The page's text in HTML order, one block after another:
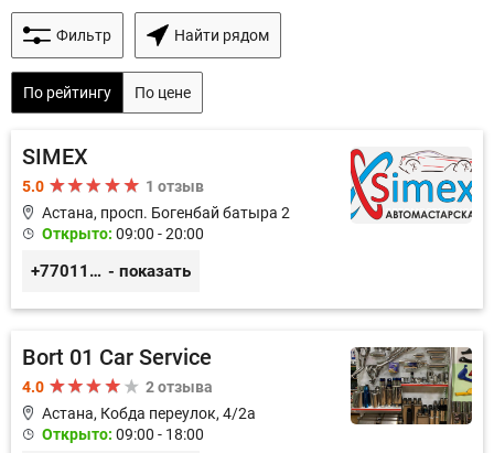
Фильтр Найти рядом
По рейтингу По цене
SIMEX
5.0
1 отзыв
Астана, просп. Богенбай батыра 2
Открыто: 09:00 - 20:00
+77011248780 - показать
Bort 01 Car Service
4.0
2 отзыва
Астана, Кобда переулок, 4/2а
Открыто: 09:00 - 18:00